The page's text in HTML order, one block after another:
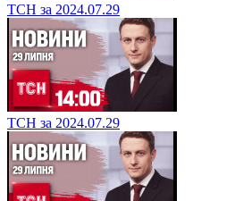
ТСН за 2024.07.29
ТСН за 2024.07.29